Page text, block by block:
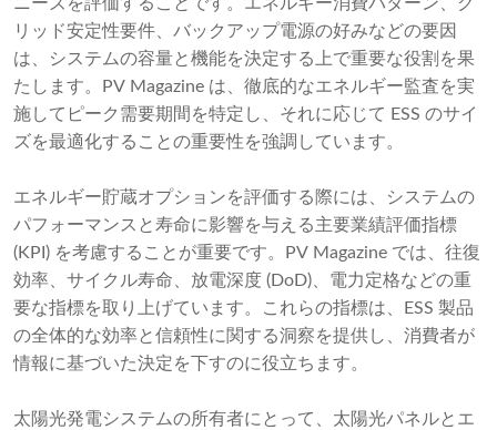
リッド安定性要件、バックアップ電源の好みなどの要因
は、システムの容量と機能を決定する上で重要な役割を果
たします。PV Magazine は、徹底的なエネルギー監査を実
施してピーク需要期間を特定し、それに応じて ESS のサイ
ズを最適化することの重要性を強調しています。
エネルギー貯蔵オプションを評価する際には、システムの
パフォーマンスと寿命に影響を与える主要業績評価指標
(KPI) を考慮することが重要です。PV Magazine では、往復
効率、サイクル寿命、放電深度 (DoD)、電力定格などの重
要な指標を取り上げています。これらの指標は、ESS 製品
の全体的な効率と信頼性に関する洞察を提供し、消費者が
情報に基づいた決定を下すのに役立ちます。
太陽光発電システムの所有者にとって、太陽光パネルとエ